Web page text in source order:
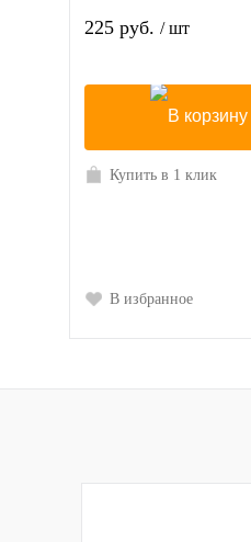
225 руб. / шт
Купить в 1 клик
В избранное